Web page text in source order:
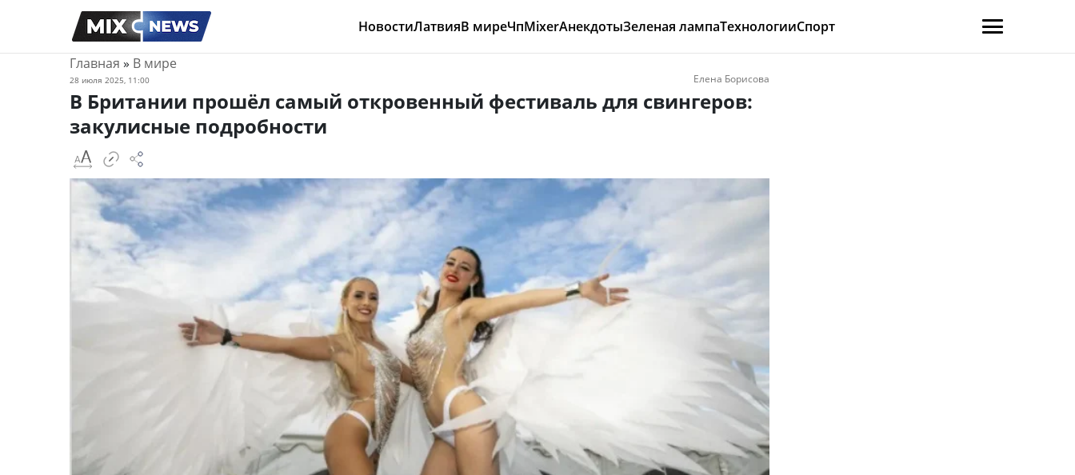
НовостиЛатвияВ миреЧпMixerАнекдотыЗеленая лампаТехнологииСпорт
Главная » В мире
28 июля 2025, 11:00 Елена Борисова
В Британии прошёл самый откровенный фестиваль для свингеров:
закулисные подробности